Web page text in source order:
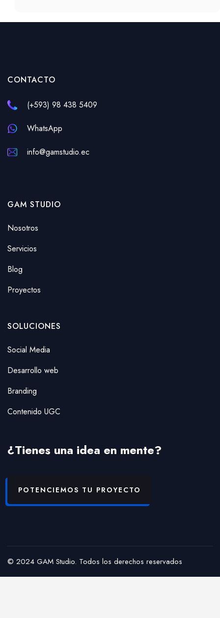
CONTACTO
(+593) 98 438 5409
WhatsApp
info@gamstudio.ec
GAM STUDIO
Nosotros
Servicios
Blog
Proyectos
SOLUCIONES
Social Media
Desarrollo web
Branding
Contenido UGC
¿Tienes una idea en mente?
POTENCIEMOS TU PROYECTO
© 2024 GAM Studio. Todos los derechos reservados